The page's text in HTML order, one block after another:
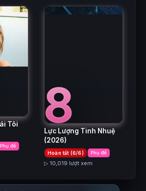
Tôi
Phụ đề
8
Lực Lượng Tinh Nhuệ
(2026)
Hoàn tất (6/6) Phụ đề
▷ 10,019 lượt xem